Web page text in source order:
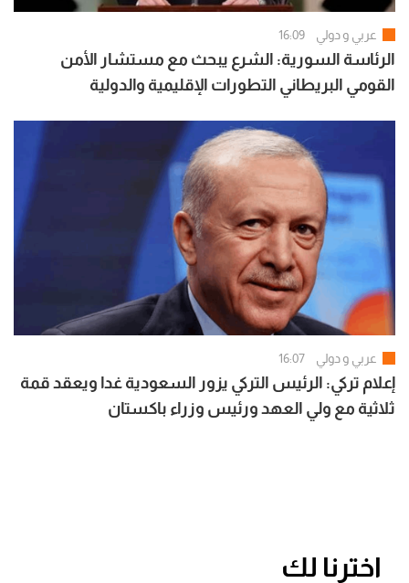
عربي و دولي 16:09
الرئاسة السورية: الشرع يبحث مع مستشار الأمن
القومي البريطاني التطورات الإقليمية والدولية
عربي و دولي 16:07
إعلام تركي: الرئيس التركي يزور السعودية غدا ويعقد قمة
ثلاثية مع ولي العهد ورئيس وزراء باكستان
اخترنا لك